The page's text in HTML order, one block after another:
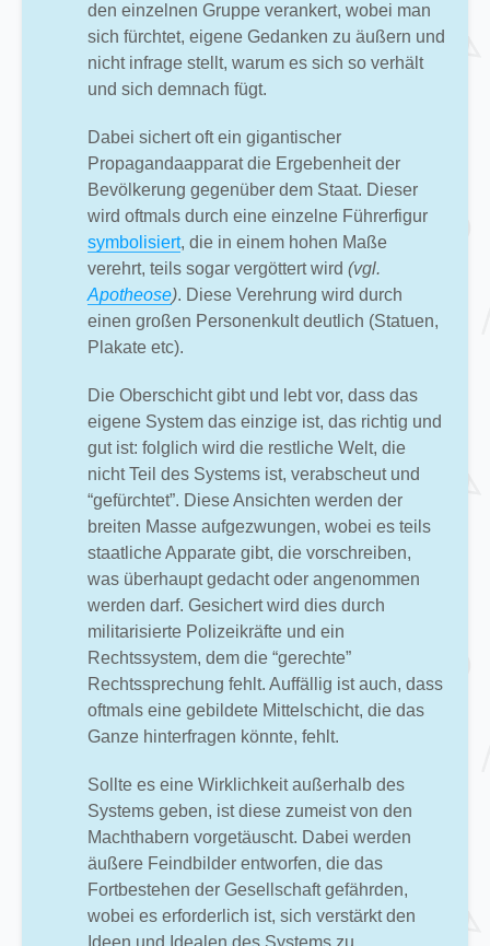
den einzelnen Gruppe verankert, wobei man
sich fürchtet, eigene Gedanken zu äußern und
nicht infrage stellt, warum es sich so verhält
und sich demnach fügt.
Dabei sichert oft ein gigantischer
Propagandaapparat die Ergebenheit der
Bevölkerung gegenüber dem Staat. Dieser
wird oftmals durch eine einzelne Führerfigur
symbolisiert, die in einem hohen Maße
verehrt, teils sogar vergöttert wird (vgl.
Apotheose). Diese Verehrung wird durch
einen großen Personenkult deutlich (Statuen,
Plakate etc).
Die Oberschicht gibt und lebt vor, dass das
eigene System das einzige ist, das richtig und
gut ist: folglich wird die restliche Welt, die
nicht Teil des Systems ist, verabscheut und
“gefürchtet”. Diese Ansichten werden der
breiten Masse aufgezwungen, wobei es teils
staatliche Apparate gibt, die vorschreiben,
was überhaupt gedacht oder angenommen
werden darf. Gesichert wird dies durch
militarisierte Polizeikräfte und ein
Rechtssystem, dem die “gerechte”
Rechtssprechung fehlt. Auffällig ist auch, dass
oftmals eine gebildete Mittelschicht, die das
Ganze hinterfragen könnte, fehlt.
Sollte es eine Wirklichkeit außerhalb des
Systems geben, ist diese zumeist von den
Machthabern vorgetäuscht. Dabei werden
äußere Feindbilder entworfen, die das
Fortbestehen der Gesellschaft gefährden,
wobei es erforderlich ist, sich verstärkt den
Ideen und Idealen des Systems zu